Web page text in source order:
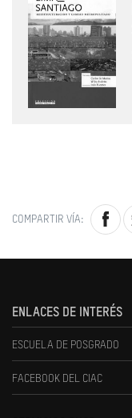
COMPARTIR VÍA:
ENLACES DE INTERÉS
ESCUELA DE POSGRADO
FACEBOOK DEL CIAC